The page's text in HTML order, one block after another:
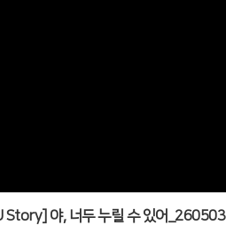
Story] 야, 너두 누릴 수 있어_260503